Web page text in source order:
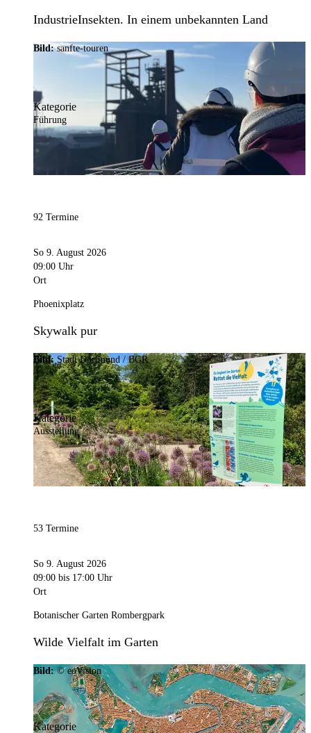
IndustrieInsekten. In einem unbekannten Land
Bild:sanfte-touren
Kategorie
Führung
92 Termine
So 9. August 2026
09:00 Uhr
Ort
Phoenixplatz
Skywalk pur
Bild: Stadt Dortmund / BGR
Kategorie
Ausstellung
53 Termine
So 9. August 2026
09:00 bis 17:00 Uhr
Ort
Botanischer Garten Rombergpark
Wilde Vielfalt im Garten
Bild:© eoVision
Kategorie